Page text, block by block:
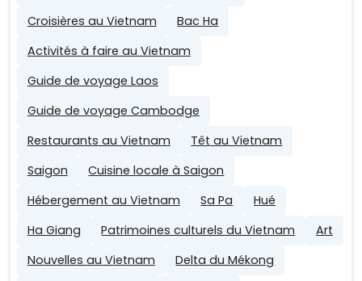
Croisières au Vietnam
Bac Ha
Activités à faire au Vietnam
Guide de voyage Laos
Guide de voyage Cambodge
Restaurants au Vietnam
Têt au Vietnam
Saigon
Cuisine locale à Saigon
Hébergement au Vietnam
Sa Pa
Hué
Ha Giang
Patrimoines culturels du Vietnam
Art
Nouvelles au Vietnam
Delta du Mékong